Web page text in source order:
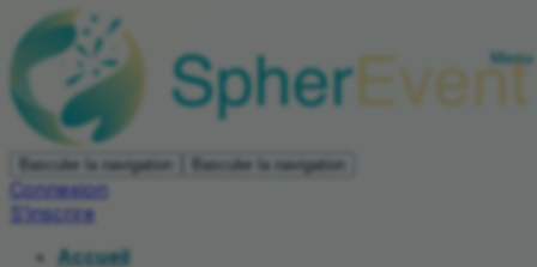
Basculer la navigation Basculer la navigation
Connexion
S’inscrire
Accueil